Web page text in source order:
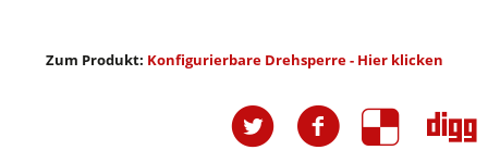
Zum Produkt: Konfigurierbare Drehsperre - Hier klicken